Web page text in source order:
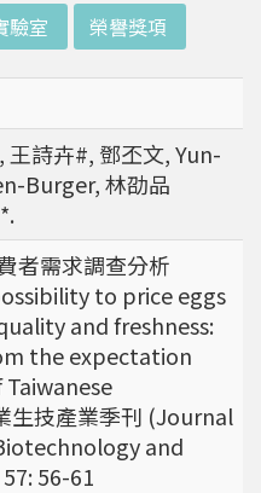
家高劑量暴露下的
究院從事博士後研
討致癌物質，如重
的影響，同時有效
出之大數據。蔡老
教後，繼續以生物
開發專一性生物指
癌細胞轉移或復發
，蔡老師運用次世
因體中的變異以及
。同時透過次世代
訊。這樣的訊息是
態調查得知，在在
訊的重要性。
驗室 榮譽獎項
王詩卉#, 鄧丕文, Yun-
Burger, 林劭品
者需求調查分析
to price eggs
and freshness:
the expectation
生技產業季刊 (Journal
and
56-61